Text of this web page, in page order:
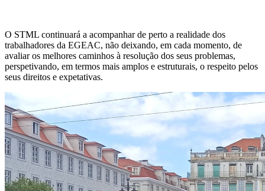
O STML continuará a acompanhar de perto a realidade dos
trabalhadores da EGEAC, não deixando, em cada momento, de
avaliar os melhores caminhos à resolução dos seus problemas,
perspetivando, em termos mais amplos e estruturais, o respeito pelos
seus direitos e expetativas.